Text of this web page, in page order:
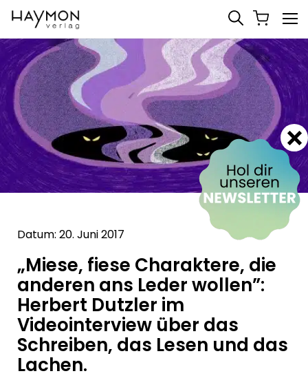
Datum: 20. Juni 2017
„Miese, fiese Charaktere, die
anderen ans Leder wollen”:
Herbert Dutzler im
Videointerview über das
Schreiben, das Lesen und das
Lachen.